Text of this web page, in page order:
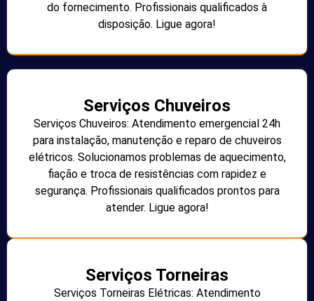
do fornecimento. Profissionais qualificados à
disposição. Ligue agora!
Serviços Chuveiros
Serviços Chuveiros: Atendimento emergencial 24h
para instalação, manutenção e reparo de chuveiros
elétricos. Solucionamos problemas de aquecimento,
fiação e troca de resistências com rapidez e
segurança. Profissionais qualificados prontos para
atender. Ligue agora!
Serviços Torneiras
Serviços Torneiras Elétricas: Atendimento